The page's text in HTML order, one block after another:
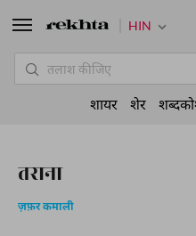
तराना
ज़फ़र कमाली
HIN
शायर शेर